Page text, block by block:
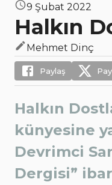
9 Şubat 2022
Halkın
Mehmet Dinç
Paylaş
Halkın
künyesine
Devrimci
Dergisi”